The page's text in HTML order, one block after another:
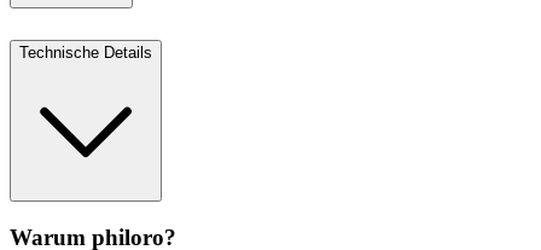
Technische Details
Warum philoro?